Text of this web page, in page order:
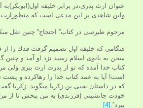
عنوان ارث پدری،در برابر خليفه اول(ابوبکر)به
واین شاهدى بر اين مدعى است که
مرحوم طبرسى در كتاب” احتجاج” چنين نقل
هنگامى كه خليفه اول تصميم گرفت فدك را از
سخن به بانوى اسلام رسيد نزد او آمد و چنين
كتاب خدا آمده كه تو از پدرت ارث ببرى ولی
است! آيا به عمد كتاب خدا را رهاکرده و پشت
كه در داستان يحيى بن زكريا مى‏گويد: زكريا
خودت جانشينى (فرزندى) به من ببخش تا از
ببرد”. [4]